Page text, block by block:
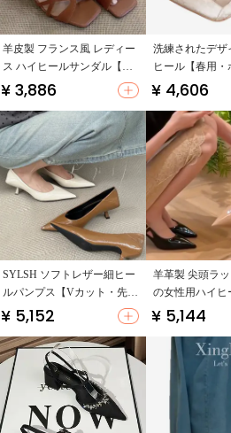
羊皮製 フランス風 レディー
ス ハイヒールサンダル【透
かしデザイン・夏用・太ヒ
ール】
¥ 3,886
洗練されたデザ
ヒール【春用・
ドトゥ・細ヒー
加工】
¥ 4,606
SYLSH ソフトレザー細ヒー
ルパンプス【Vカット・先
細・通勤用・春夏】
¥ 5,152
羊革製 尖頭ラ
の女性用ハイヒ
ル【サイドオー
¥ 5,144